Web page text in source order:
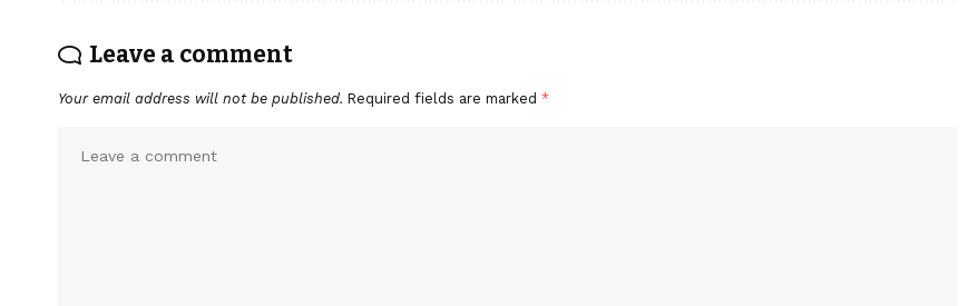
Leave a comment
Your email address will not be published. Required fields are marked *